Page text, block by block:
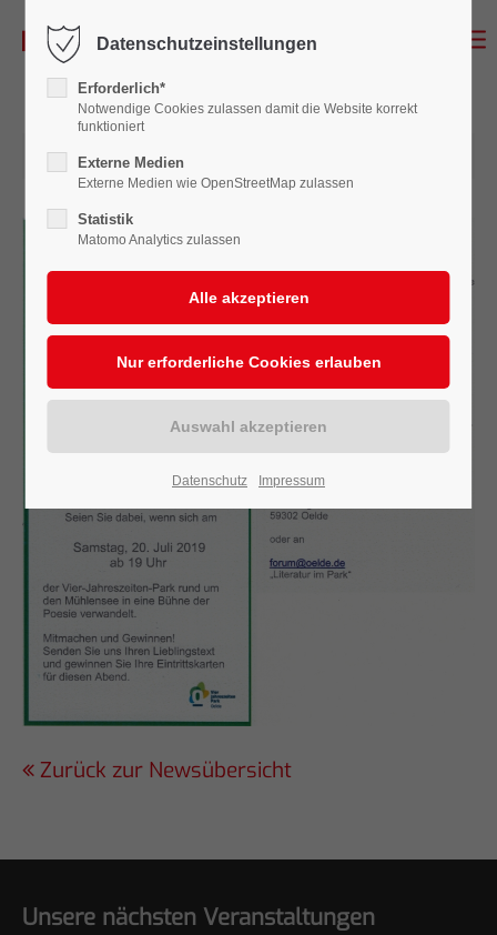
03.04.2019 15:12
Zurück zur Newsübersicht
Unsere nächsten Veranstaltungen
Datenschutzeinstellungen
Erforderlich*
Notwendige Cookies zulassen damit die Website korrekt
funktioniert
Externe Medien
Externe Medien wie OpenStreetMap zulassen
Statistik
Matomo Analytics zulassen
Datenschutz Impressum